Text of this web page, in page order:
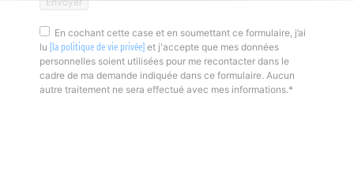
En cochant cette case et en soumettant ce formulaire, j’ai
lu
[la politique de vie privée] et j'accepte que mes données
personnelles soient utilisées pour me recontacter dans le
cadre de ma demande indiquée dans ce formulaire. Aucun
autre traitement ne sera effectué avec mes informations.*